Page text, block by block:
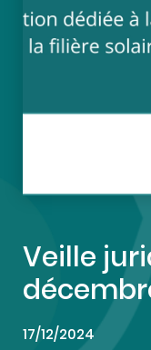
Veille
17/12/2024